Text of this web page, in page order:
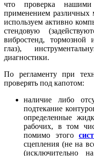
что проверка нашими
применением различных
используем активно
стендовую
вибростенд, тормозной
глаз),
диагностики.
По регламенту при
проверять под капотом:
наличие либо
подтекание
определенные
рабочих, в том
помимо этого
сцепления (не на
(исключительно